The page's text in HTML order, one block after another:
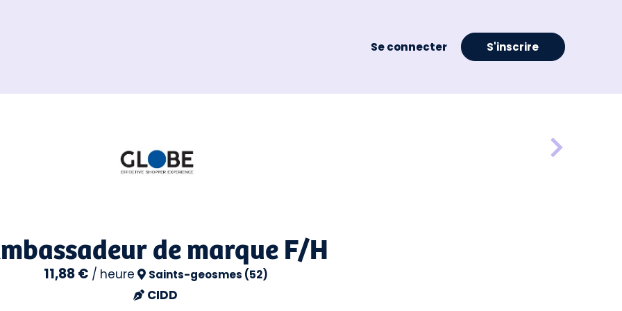
Se connecter S'inscrire
de marque F/H
11,88 € / heure Saints-geosmes (52)
CIDD